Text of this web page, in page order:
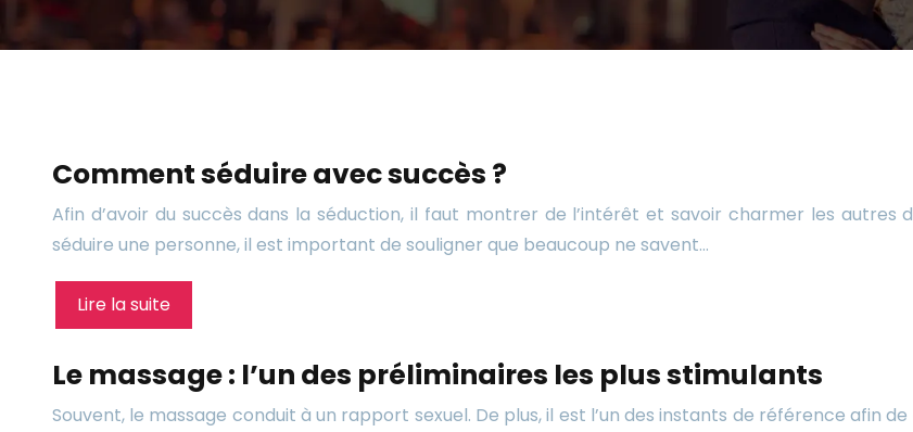
Comment séduire avec succès ?
Afin d’avoir du succès dans la séduction, il faut montrer de l’intérêt et savoir charmer les
séduire une personne, il est important de souligner que beaucoup ne savent…
Lire la suite
Le massage : l’un des préliminaires les plus stimulants
Souvent, le massage conduit à un rapport sexuel. De plus, il est l’un des instants de référence afin